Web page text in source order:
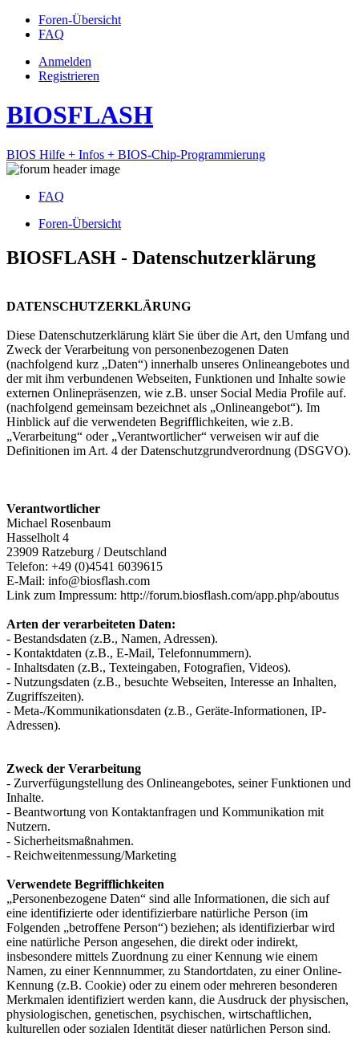
Foren-Übersicht
FAQ
Anmelden
Registrieren
BIOSFLASH
BIOS Hilfe + Infos + BIOS-Chip-Programmierung
FAQ
Foren-Übersicht
BIOSFLASH - Datenschutzerklärung
DATENSCHUTZERKLÄRUNG
Diese Datenschutzerklärung klärt Sie über die Art, den Umfang und
Zweck der Verarbeitung von personenbezogenen Daten
(nachfolgend kurz „Daten“) innerhalb unseres Onlineangebotes und
der mit ihm verbundenen Webseiten, Funktionen und Inhalte sowie
externen Onlinepräsenzen, wie z.B. unser Social Media Profile auf.
(nachfolgend gemeinsam bezeichnet als „Onlineangebot“). Im
Hinblick auf die verwendeten Begrifflichkeiten, wie z.B.
„Verarbeitung“ oder „Verantwortlicher“ verweisen wir auf die
Definitionen im Art. 4 der Datenschutzgrundverordnung (DSGVO).
Verantwortlicher
Michael Rosenbaum
Hasselholt 4
23909 Ratzeburg / Deutschland
Telefon: +49 (0)4541 6039615
E-Mail: info@biosflash.com
Link zum Impressum: http://forum.biosflash.com/app.php/aboutus
Arten der verarbeiteten Daten:
- Bestandsdaten (z.B., Namen, Adressen).
- Kontaktdaten (z.B., E-Mail, Telefonnummern).
- Inhaltsdaten (z.B., Texteingaben, Fotografien, Videos).
- Nutzungsdaten (z.B., besuchte Webseiten, Interesse an Inhalten,
Zugriffszeiten).
- Meta-/Kommunikationsdaten (z.B., Geräte-Informationen, IP-
Adressen).
Zweck der Verarbeitung
- Zurverfügungstellung des Onlineangebotes, seiner Funktionen und
Inhalte.
- Beantwortung von Kontaktanfragen und Kommunikation mit
Nutzern.
- Sicherheitsmaßnahmen.
- Reichweitenmessung/Marketing
Verwendete Begrifflichkeiten
„Personenbezogene Daten“ sind alle Informationen, die sich auf
eine identifizierte oder identifizierbare natürliche Person (im
Folgenden „betroffene Person“) beziehen; als identifizierbar wird
eine natürliche Person angesehen, die direkt oder indirekt,
insbesondere mittels Zuordnung zu einer Kennung wie einem
Namen, zu einer Kennnummer, zu Standortdaten, zu einer Online-
Kennung (z.B. Cookie) oder zu einem oder mehreren besonderen
Merkmalen identifiziert werden kann, die Ausdruck der physischen,
physiologischen, genetischen, psychischen, wirtschaftlichen,
kulturellen oder sozialen Identität dieser natürlichen Person sind.